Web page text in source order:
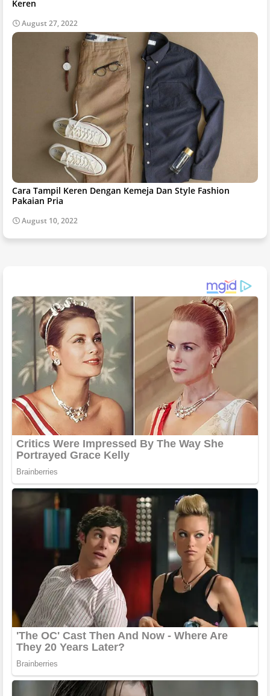
Keren
August 27, 2022
Cara Tampil Keren Dengan Kemeja Dan Style Fashion
Pakaian Pria
August 10, 2022